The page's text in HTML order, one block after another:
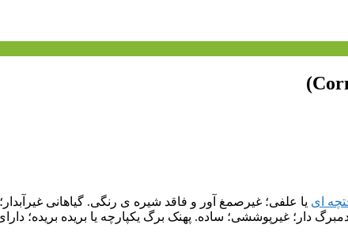
ای یا علفی؛ غیرصمغ آور و فاقد شیره ی رنگی. گیاهانی
دمبرگ دار؛ غیرپوششی؛ ساده. پهنک برگ یکپارچه یا بریده